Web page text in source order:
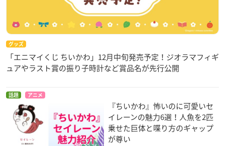
グッズ
「エニマイくじ ちいかわ」12月中旬発売予定！ジオラマフィギ
ュアやラスト賞の振り子時計など賞品名が先行公開
話題 アニメ
『ちいかわ』怖いのに可愛いセ
イレーンの魅力6選！人魚を2匹
乗せた巨体と喋り方のギャップ
が尊い